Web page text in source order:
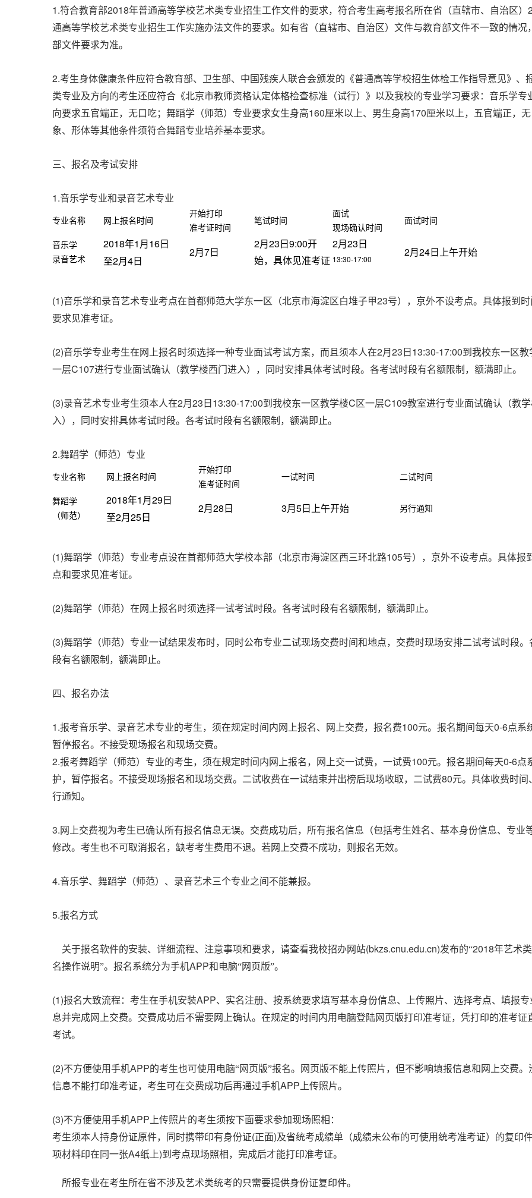
1.符合教育部2018年普通高等学校艺术类专业招生工作文件的要求，符合考生高考报名所在省（直辖市、自治区）
通高等学校艺术类专业招生工作实施办法文件的要求。如有省（直辖市、自治区）文件与教育部文件不一致的情况
部文件要求为准。
2.考生身体健康条件应符合教育部、卫生部、中国残疾人联合会颁发的《普通高等学校招生体检工作指导意见》、
类专业及方向的考生还应符合《北京市教师资格认定体格检查标准（试行）》以及我校的专业学习要求：音乐学专
向要求五官端正，无口吃；舞蹈学（师范）专业要求女生身高160厘米以上、男生身高170厘米以上，五官端正，
象、形体等其他条件须符合舞蹈专业培养基本要求。
三、报名及考试安排
1.音乐学专业和录音艺术专业
专业名称 网上报名时间
开始打印
准考证时间
笔试时间
面试
现场确认时间
面试时间
音乐学
录音艺术
2018年1 月 16 日
至2月 4 日
2月 7 日
2月 23 日 9:00开
始，具体见准考证
2月 23 日
13:30-17:00
2月 24 日上午开始
(1)音乐学和录音艺术专业考点在首都师范大学东一区（北京市海淀区白堆子甲23号），京外不设考点。具体报到时
要求见准考证。
(2)音乐学专业考生在网上报名时须选择一种专业面试考试方案，而且须本人在2月 23 日 13:30-17:00到我校东一区教
一层C107进行专业面试确认（教学楼西门进入），同时安排具体考试时段。各考试时段有名额限制，额满即止。
(3)录音艺术专业考生须本人在2月 23 日 13:30-17:00到我校东一区教学楼C 区一层C109教室进行专业面试确认（教
入），同时安排具体考试时段。各考试时段有名额限制，额满即止。
2.舞蹈学（师范）专业
专业名称 网上报名时间
开始打印
准考证时间
一试时间 二试时间
舞蹈学
（师范）
2018年1 月 29 日
至2月 25 日
2月 28 日 3月 5 日上午开始 另行通知
(1)舞蹈学（师范）专业考点设在首都师范大学校本部（北京市海淀区西三环北路105号），京外不设考点。具体报
点和要求见准考证。
(2)舞蹈学（师范）在网上报名时须选择一试考试时段。各考试时段有名额限制，额满即止。
(3)舞蹈学（师范）专业一试结果发布时，同时公布专业二试现场交费时间和地点，交费时现场安排二试考试时段。
段有名额限制，额满即止。
四、报名办法
1.报考音乐学、录音艺术专业的考生，须在规定时间内网上报名、网上交费，报名费100元。报名期间每天0-6点系
暂停报名。不接受现场报名和现场交费。
2.报考舞蹈学（师范）专业的考生，须在规定时间内网上报名，网上交一试费，一试费100元。报名期间每天0-6点
护，暂停报名。不接受现场报名和现场交费。二试收费在一试结束并出榜后现场收取，二试费80元。具体收费时间
行通知。
3. 网上交费视为考生已确认所有报名信息无误。交费成功后，所有报名信息（包括考生姓名、基本身份信息、专业
修改。考生也不可取消报名，缺考考生费用不退。若网上交费不成功，则报名无效。
4.音乐学、舞蹈学（师范）、录音艺术三个专业之间不能兼报。
5.报名方式
关于报名软件的安装、详细流程、注意事项和要求，请查看我校招办网站(bkzs.cnu.edu.cn)发布的“2018年艺术
名操作说明”。报名系统分为手机APP和电脑“网页版”。
(1)报名大致流程：考生在手机安装APP、实名注册、按系统要求填写基本身份信息、上传照片、选择考点、填报
息并完成网上交费。交费成功后不需要网上确认。在规定的时间内用电脑登陆网页版打印准考证，凭打印的准考证
考试。
(2)不方便使用手机APP的考生也可使用电脑“网页版”报名。网页版不能上传照片，但不影响填报信息和网上交费。
信息不能打印准考证，考生可在交费成功后再通过手机APP 上传照片。
(3)不方便使用手机APP 上传照片的考生须按下面要求参加现场照相：
考生须本人持身份证原件，同时携带印有身份证(正面)及省统考成绩单（成绩未公布的可使用统考准考证）的复印
项材料印在同一张A4纸上)到考点现场照相，完成后才能打印准考证。
所报专业在考生所在省不涉及艺术类统考的只需要提供身份证复印件。